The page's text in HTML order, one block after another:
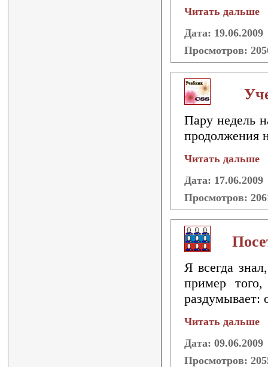
Читать дальше
Дата: 19.06.2009
Просмотров:
Пару недель
продолжения
Читать дальше
Дата: 17.06.2009
Просмотров:
Я всегда
пример
раздумывает:
Читать дальше
Дата: 09.06.2009
Просмотров: